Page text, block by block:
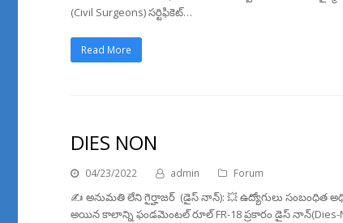
(Civil Surgeons) సర్టిఫికెట్…
Read More
DIES NON
04/23/2022 admin Forum
✍️ అనుమతి లేని గైర్హాజర్ (డైస్ నాన్): 💥 ఉద్యోగులు సంబంధిత
అయిన కాలాన్ని ఫండమెంటల్ రూల్ FR-18 ప్రకారం డైస్ నాన్(Dies-